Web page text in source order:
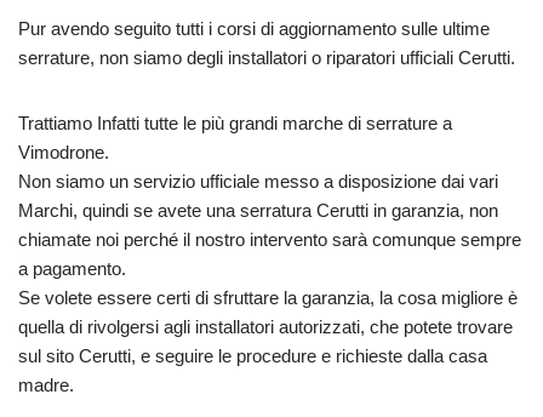
Pur avendo seguito tutti i corsi di aggiornamento sulle ultime
serrature, non siamo degli installatori o riparatori ufficiali Cerutti.
Trattiamo Infatti tutte le più grandi marche di serrature a
Vimodrone.
Non siamo un servizio ufficiale messo a disposizione dai vari
Marchi, quindi se avete una serratura Cerutti in garanzia, non
chiamate noi perché il nostro intervento sarà comunque sempre
a pagamento.
Se volete essere certi di sfruttare la garanzia, la cosa migliore è
quella di rivolgersi agli installatori autorizzati, che potete trovare
sul sito Cerutti, e seguire le procedure e richieste dalla casa
madre.